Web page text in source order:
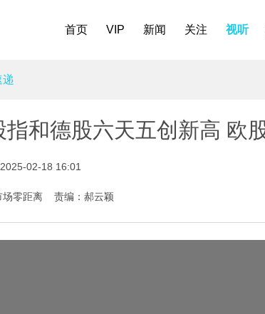
首页 VIP 新闻 关注 视听
递
指和德股六天五创新高 欧
2025-02-18 16:01
场零距离 责编：郝云颖